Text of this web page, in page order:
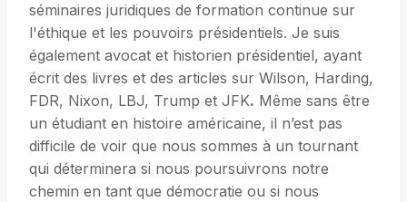
séminaires juridiques de formation continue sur
l'éthique et les pouvoirs présidentiels. Je suis
également avocat et historien présidentiel, ayant
écrit des livres et des articles sur Wilson, Harding,
FDR, Nixon, LBJ, Trump et JFK. Même sans être
un étudiant en histoire américaine, il n’est pas
difficile de voir que nous sommes à un tournant
qui déterminera si nous poursuivrons notre
chemin en tant que démocratie ou si nous